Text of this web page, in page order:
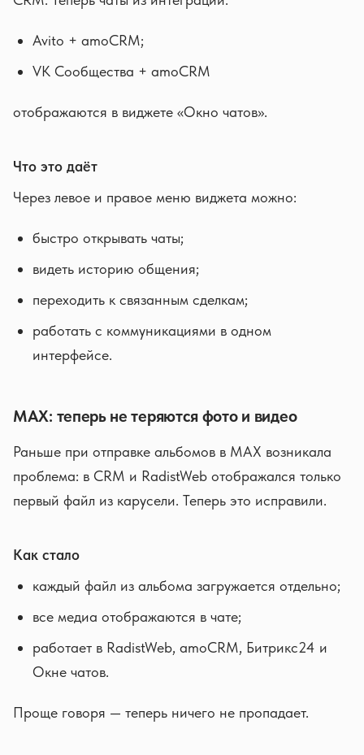
Avito + amoCRM;
VK Сообщества + amoCRM
отображаются в виджете «Окно чатов».
Что это даёт
Через левое и правое меню виджета можно:
быстро открывать чаты;
видеть историю общения;
переходить к связанным сделкам;
работать с коммуникациями в одном
интерфейсе.
MAX: теперь не теряются фото и видео
Раньше при отправке альбомов в MAX возникала
проблема: в CRM и RadistWeb отображался только
первый файл из карусели. Теперь это исправили.
Как стало
каждый файл из альбома загружается отдельно;
все медиа отображаются в чате;
работает в RadistWeb, amoCRM, Битрикс24 и
Окне чатов.
Проще говоря — теперь ничего не пропадает.